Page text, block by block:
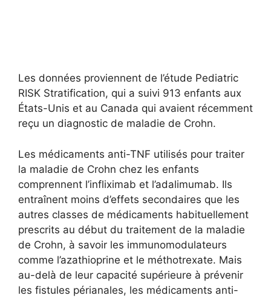
Les données proviennent de l’étude Pediatric
RISK Stratification, qui a suivi 913 enfants aux
États-Unis et au Canada qui avaient récemment
reçu un diagnostic de maladie de Crohn.
Les médicaments anti-TNF utilisés pour traiter
la maladie de Crohn chez les enfants
comprennent l’infliximab et l’adalimumab. Ils
entraînent moins d’effets secondaires que les
autres classes de médicaments habituellement
prescrits au début du traitement de la maladie
de Crohn, à savoir les immunomodulateurs
comme l’azathioprine et le méthotrexate. Mais
au-delà de leur capacité supérieure à prévenir
les fistules périanales, les médicaments anti-